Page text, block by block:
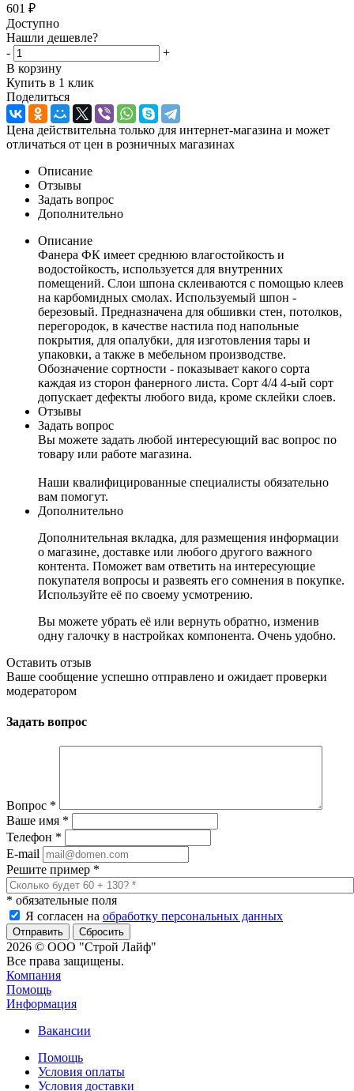
601 ₽
Доступно
Нашли дешевле?
-
+
В корзину
Купить в 1 клик
Поделиться
Цена действительна только для интернет-магазина и может
отличаться от цен в розничных магазинах
Описание
Отзывы
Задать вопрос
Дополнительно
Описание
Фанера ФК имеет среднюю влагостойкость и
водостойкость, используется для внутренних
помещений. Слои шпона склеиваются с помощью клеев
на карбомидных смолах. Используемый шпон -
березовый. Предназначена для обшивки стен, потолков,
перегородок, в качестве настила под напольные
покрытия, для опалубки, для изготовления тары и
упаковки, а также в мебельном производстве.
Обозначение сортности - показывает какого сорта
каждая из сторон фанерного листа. Сорт 4/4 4-ый сорт
допускает дефекты любого вида, кроме склейки слоев.
Отзывы
Задать вопрос
Вы можете задать любой интересующий вас вопрос по
товару или работе магазина.
Наши квалифицированные специалисты обязательно
вам помогут.
Дополнительно
Дополнительная вкладка, для размещения информации
о магазине, доставке или любого другого важного
контента. Поможет вам ответить на интересующие
покупателя вопросы и развеять его сомнения в покупке.
Используйте её по своему усмотрению.
Вы можете убрать её или вернуть обратно, изменив
одну галочку в настройках компонента. Очень удобно.
Оставить отзыв
Ваше сообщение успешно отправлено и ожидает проверки
модератором
Задать вопрос
Вопрос *
Ваше имя *
Телефон *
E-mail
Решите пример *
* обязательные поля
Я согласен на обработку персональных данных
Сбросить
2026 © ООО "Строй Лайф"
Все права защищены.
Компания
Помощь
Информация
Вакансии
Помощь
Условия оплаты
Условия доставки